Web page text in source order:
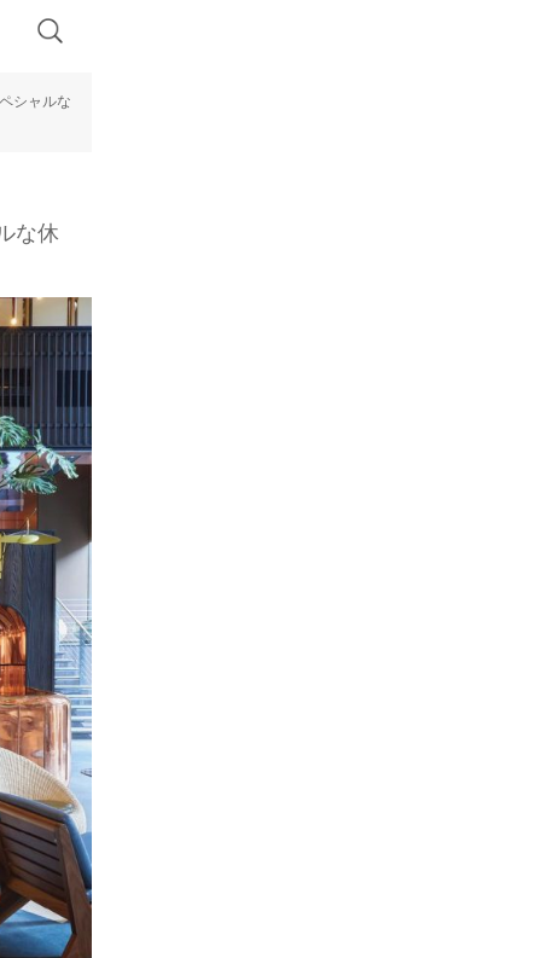
シャルな
な休